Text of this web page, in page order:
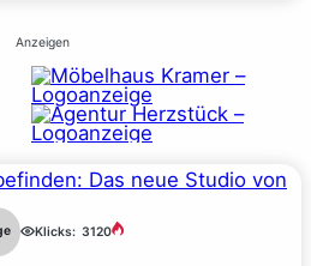
Anzeigen
Klicks: 3120